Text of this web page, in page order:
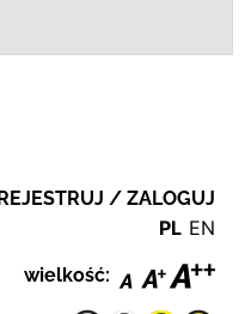
/ ZALOGUJ
PL EN
wielkość: